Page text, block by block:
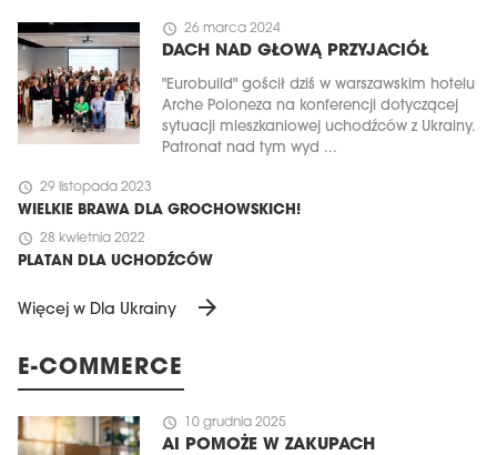
schedule 26 marca 2024
DACH NAD GŁOWĄ PRZYJACIÓŁ
"Eurobuild" gościł dziś w warszawskim hotelu
Arche Poloneza na konferencji dotyczącej
sytuacji mieszkaniowej uchodźców z Ukrainy.
Patronat nad tym wyd ...
schedule 29 listopada 2023
WIELKIE BRAWA DLA GROCHOWSKICH!
schedule 28 kwietnia 2022
PLATAN DLA UCHODŹCÓW
Więcej w Dla Ukrainy arrow_forward
E-COMMERCE
schedule 10 grudnia 2025
AI POMOŻE W ZAKUPACH